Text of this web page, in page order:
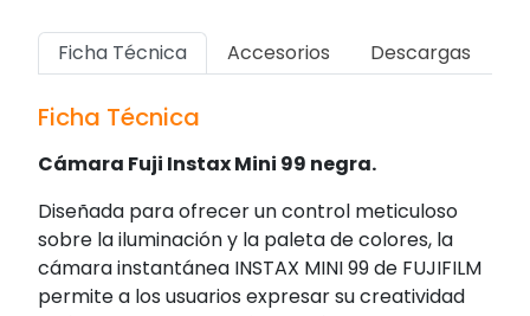
Ficha Técnica Accesorios Descargas
Ficha Técnica
Cámara Fuji Instax Mini 99 negra.
Diseñada para ofrecer un control meticuloso
sobre la iluminación y la paleta de colores, la
cámara instantánea INSTAX MINI 99 de FUJIFILM
permite a los usuarios expresar su creatividad